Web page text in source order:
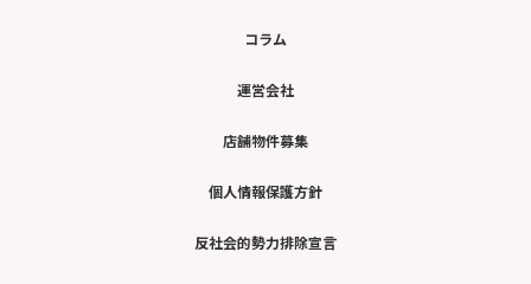
コラム
運営会社
店舗物件募集
個人情報保護方針
反社会的勢力排除宣言